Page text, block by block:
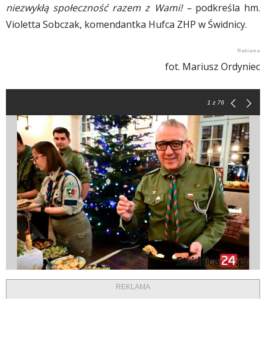
niezwykłą społeczność razem z Wami! –podkreśla hm.
Violetta Sobczak, komendantka Hufca ZHP w Świdnicy.
fot. Mariusz Ordyniec
1 z 76
REKLAMA